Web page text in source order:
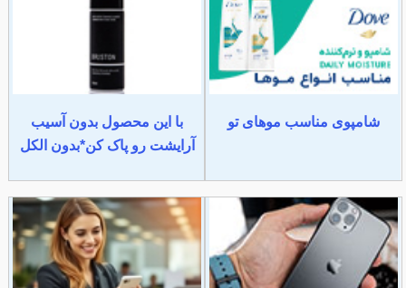
شامپوی مناسب موهای تو
با این محصول بدون آسیب
آرایشت رو پاک کن*بدون الکل